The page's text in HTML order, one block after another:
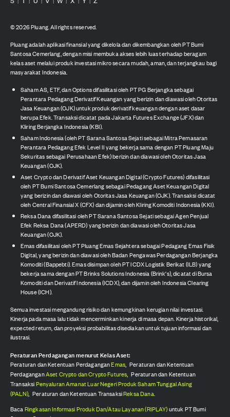
©2026Pluang. All rights reserved.
Pluang adalah aplikasi finansial yang dikelola dan dikembangkan oleh PT Bumi
Santosa Cemerlang, dengan misi membuka akses lebih luas terhadap beragam
kelas aset melalui produk investasi mikro secara mudah, aman, dan terjangkau bagi
masyarakat Indonesia.
Saham AS, ETF, dan Options difasilitasi oleh PT PG Berjangka sebagai
Perantara Pedagang Derivatif Keuangan yang berizin dan diawasi oleh Otoritas
Jasa Keuangan (OJK) untuk produk derivatif keuangan dengan aset dasar
berupa Efek. Transaksi dicatat pada Jakarta Futures Exchange (JFX) dan
Kliring Berjangka Indonesia (KBI).
Saham Indonesia (oleh PT Sarana Santosa Sejati sebagai Mitra Pemasaran
Perantara Pedagang Efek Level II yang bekerja sama dengan PT Pluang Maju
Sekuritas sebagai Perusahaan Efek) berizin dan diawasi oleh Otoritas Jasa
Keuangan (OJK).
Aset Crypto dan Derivatif Aset Keuangan Digital (Crypto Futures) difasilitasi
oleh PT Bumi Santosa Cemerlang sebagai Pedagang Aset Keuangan Digital
yang berizin dan diawasi oleh Otoritas Jasa Keuangan (OJK). Transaksi dicatat
oleh Central Finansial X (CFX) dan dijamin oleh Kliring Komoditi Indonesia (KKI).
Reksa Dana difasilitasi oleh PT Sarana Santosa Sejati sebagai Agen Penjual
Efek Reksa Dana (APERD) yang berizin dan diawasi oleh Otoritas Jasa
Keuangan (OJK).
Emas difasilitasi oleh PT Pluang Emas Sejahtera sebagai Pedagang Emas Fisik
Digital, yang berizin dan diawasi oleh Badan Pengawas Perdagangan Berjangka
Komoditi (Bappebti). Emas disimpan oleh PT ICDX Logistik Berikat (ILB) yang
bekerja sama dengan PT Brinks Solutions Indonesia (Brink's), dicatat di Bursa
Komoditi dan Derivatif Indonesia (ICDX), dan dijamin oleh Indonesia Clearing
House (ICH).
Semua investasi mengandung risiko dan kemungkinan kerugian nilai investasi.
Kinerja pada masa lalu tidak mencerminkan kinerja di masa depan. Kinerja historikal,
expected return, dan proyeksi probabilitas disediakan untuk tujuan informasi dan
ilustrasi.
Peraturan Perdagangan menurut Kelas Aset:
Peraturan dan Ketentuan PerdaganganEmas, Peraturan dan Ketentuan
PerdaganganAset Crypto dan Crypto Futures, Peraturan dan Ketentuan
TransaksiPenyaluran Amanat Luar Negeri Produk Saham Tunggal Asing
(PALN), Peraturan dan Ketentuan TransaksiReksa Dana.
BacaRingkasan Informasi Produk Dan/Atau Layanan (RIPLAY)untuk PT Bumi